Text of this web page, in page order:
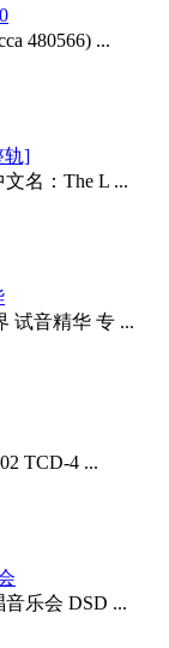
480566) ...
轨]
名：The L ...
试音精华 专 ...
TCD-4 ...
乐会 DSD ...